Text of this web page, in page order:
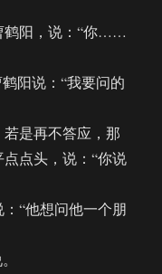
阳，说：“你……
阳说：“我要问的
是再不答应，那
点头，说：“你说
“他想问他一个朋